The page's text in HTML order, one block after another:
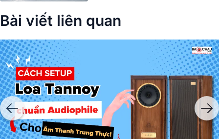
Bài viết liên quan